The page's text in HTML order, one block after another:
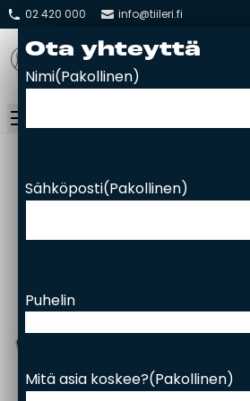
02 420 000 info@tiileri.fi
Varaavat takat
Kiertoilmatakat ja kamiinat
Grillit ja pihakeittiöt
Hormit
Ota yh­teyt­tä
Nimi(Pakollinen)
Sähköposti(Pakollinen)
Puhelin
Mitä asia koskee?(Pakollinen)